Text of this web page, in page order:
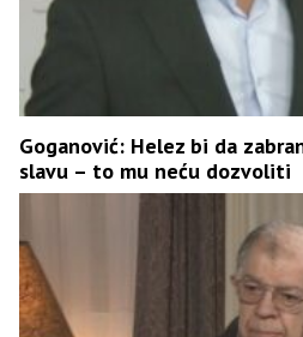
Goganović: Helez bi da
slavu – to mu neću dozvoliti